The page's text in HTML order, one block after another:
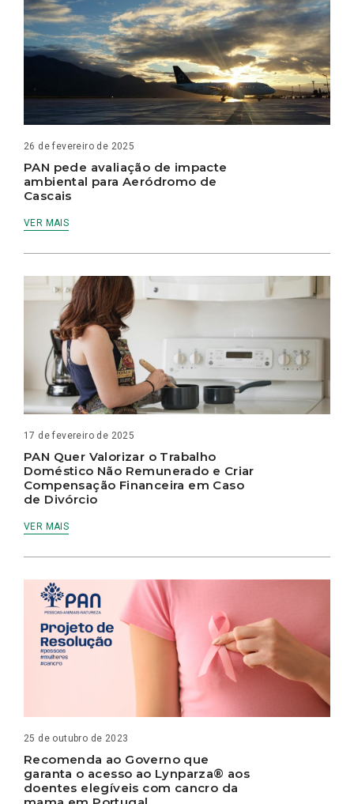
26 de fevereiro de 2025
PAN pede avaliação de impacte
ambiental para Aeródromo de
Cascais
VER MAIS
17 de fevereiro de 2025
PAN Quer Valorizar o Trabalho
Doméstico Não Remunerado e Criar
Compensação Financeira em Caso
de Divórcio
VER MAIS
25 de outubro de 2023
Recomenda ao Governo que
garanta o acesso ao Lynparza® aos
doentes elegíveis com cancro da